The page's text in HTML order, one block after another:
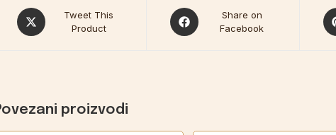
Tweet This
Product
Share on
Facebook
proizvodi